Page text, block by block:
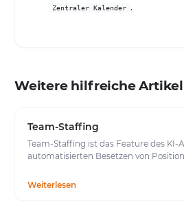
Zentraler Kalender .
Weitere hilfreiche Artikel
Team-Staffing
Team-Staffing ist das Feature des KI-
automatisierten Besetzen von
Weiterlesen